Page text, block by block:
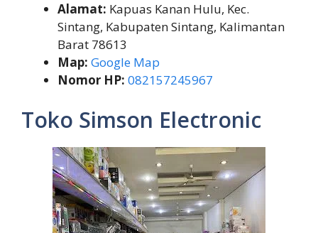
Alamat: Kapuas Kanan Hulu, Kec.
Sintang, Kabupaten Sintang, Kalimantan
Barat 78613
Map: Google Map
Nomor HP: 082157245967
Toko Simson Electronic